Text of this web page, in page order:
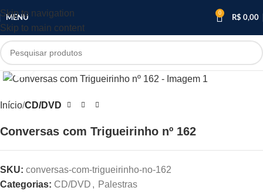
Skip to navigation
Skip to main content
MENU
0
R$ 0,00
Clique para ampliar
Início CD/DVD
Conversas com Trigueirinho nº 162
SKU: conversas-com-trigueirinho-no-162
Categorias: CD/DVD , Palestras